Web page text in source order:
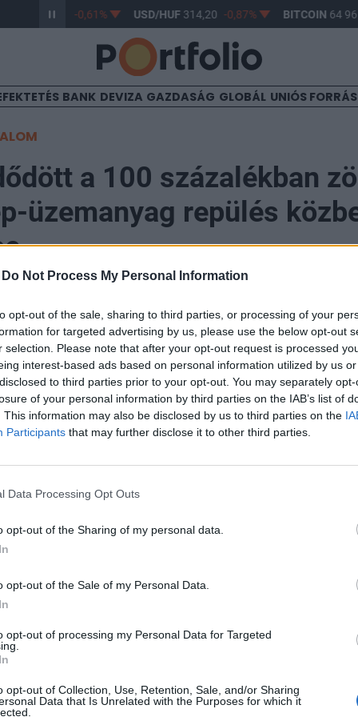
Do Not Process My Personal Information
opt-out of the sale, sharing to third parties, or processing of your
for targeted advertising by us, please use the below opt-out
selection. Please note that after your opt-out request is processed
interest-based ads based on personal information utilized by us
to third parties prior to your opt-out. You may separately
of your personal information by third parties on the IAB’s list of
This information may also be disclosed by us to third parties on the
Participants that may further disclose it to other third parties.
Data Processing Opt Outs
opt-out of the Sharing of my personal data.
opt-out of the Sale of my Personal Data.
opt-out of processing my Personal Data for Targeted
opt-out of Collection, Use, Retention, Sale, and/or Sharing
Data that Is Unrelated with the Purposes for which it
363,17 -0,61% USD/HUF314,20 -0,87% BITCOIN64
BANK DEVIZA GAZDASÁG GLOBÁL UNIÓS
a 100 százalékban
üzemanyag repülés
szolgálja az a kutatás, amely a
részvételével megkezdte a 100 százalékban
üzemanyag, az SAF (sustainable aviation fuel)
A350 szélestörzsű utasszállító repülőgépen –
kutatóközpont, a DLR, a Rolls-Royce valamint a SAF
az iparágban úttörőnek számító, az „Alternatív üzemanyagok
üzemanyag, a SAF hatását repülés hatékonyságára...
portfolio.hu hírarchívumához tartozik, melynek olvasása
tartalmazza:
elmúlt 2 év napon belüli